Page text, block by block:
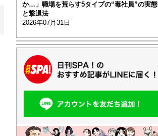
か…」職場を荒らす5タイプの“毒社員”の実態
と撃退法
2026年07月31日